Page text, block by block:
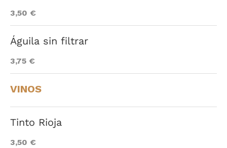
3,50 €
Águila sin filtrar
3,75 €
VINOS
Tinto Rioja
3,50 €